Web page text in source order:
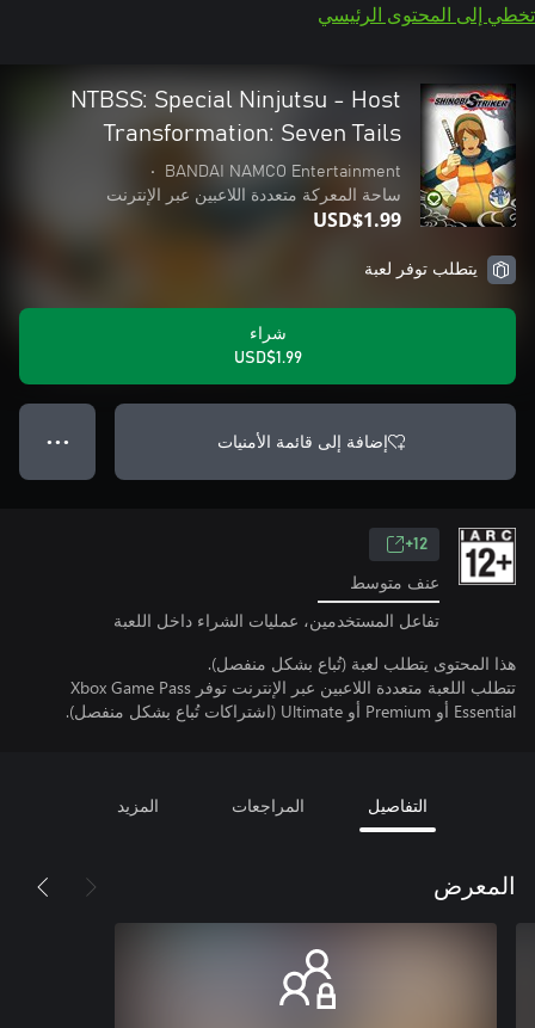
تخطي إلى المحتوى الرئيسي
NTBSS: Special Ninjutsu - Host
Transformation: Seven Tails
BANDAI NAMCO Entertainment
•
ساحة المعركة متعددة اللاعبين عبر الإنترنت
USD$1.99
يتطلب توفر لعبة
شراء
USD$1.99
إضافة إلى قائمة الأمنيات ● ● ●
12+
عنف متوسط
تفاعل المستخدمين، عمليات الشراء داخل اللعبة
هذا المحتوى يتطلب لعبة (تُباع بشكل منفصل).
تتطلب اللعبة متعددة اللاعبين عبر الإنترنت توفر Xbox Game Pass
Essential أو Premium أو Ultimate (اشتراكات تُباع بشكل منفصل).
التفاصيل المراجعات المزيد
المعرض